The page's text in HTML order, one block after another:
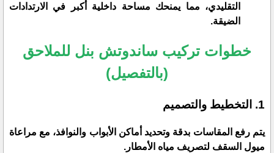
التقليدي، مما يمنحك مساحة داخلية أكبر في الارتدادات
الضيقة.
​خطوات تركيب ساندوتش بنل للملاحق
(بالتفصيل)
​1. التخطيط والتصميم
​يتم رفع المقاسات بدقة وتحديد أماكن الأبواب والنوافذ، مع مراعاة
ميول السقف لتصريف مياه الأمطار.